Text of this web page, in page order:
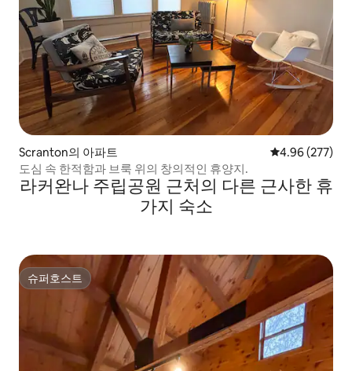
Scranton의 아파트 평점 4.96점(5
4.96 (277)
도심 속 한적함과 브룩 위의 창의적인 휴양지.
라커완나 주립공원 근처의 다른 근사한 휴
가지 숙소
슈퍼호스트
슈퍼호스트